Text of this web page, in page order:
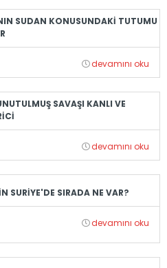
SUDAN KONUSUNDAKİ TUTUMU
devamını oku
SAVAŞI KANLI VE
devamını oku
SURİYE'DE SIRADA NE VAR?
devamını oku